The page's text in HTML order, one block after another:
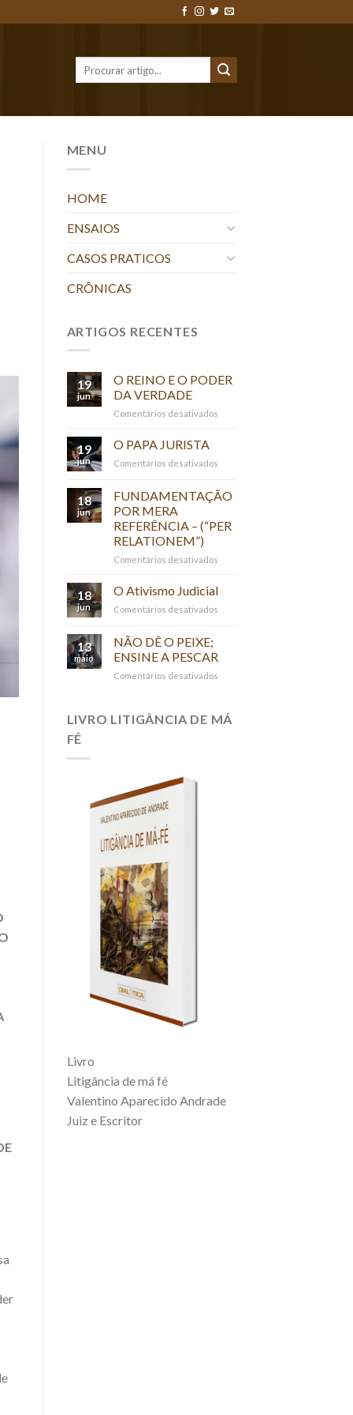
MENU
HOME
ENSAIOS
CASOS PRATICOS
CRÔNICAS
ARTIGOS RECENTES
19
jun
O REINO E O PODER
DA VERDADE
Comentários desativadosem
O
DA
19
jun
O PAPA JURISTA
Comentários desativadosem
PAPA
JURISTA
18
jun
FUNDAMENTAÇÃO
POR MERA
REFERÊNCIA – (“PER
RELATIONEM”)
Comentários desativadosem
POR
REFERÊNCIA
RELATIONEM”)
18
jun
O Ativismo Judicial
Comentários desativadosem
13
maio
NÃO DÊ O PEIXE;
ENSINE A PESCAR
Comentários desativadosem
O
LIVRO LITIGÂNCIA DE MÁ
FÉ
Livro
Litigância de má fé
Valentino Aparecido Andrade
Juiz e Escritor